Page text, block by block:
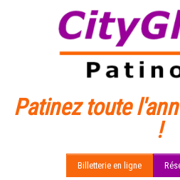
Patinez toute
!
Billetterie en ligne